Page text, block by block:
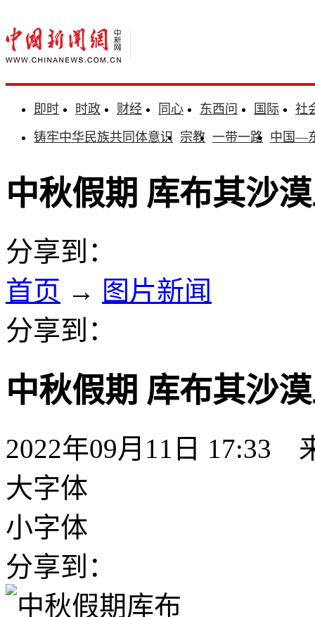
即时 时政 财经 同心 东西问 国际
社
铸牢中华民族共同体意识 宗教 一带一路 中国—
中秋假期 库布其沙
分享到：
首页 → 图片新闻
分享到：
中秋假期 库布其沙
2022年09月11日 17:33
大字体
小字体
分享到：